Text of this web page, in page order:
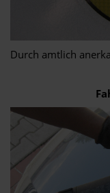
Durch amtlich